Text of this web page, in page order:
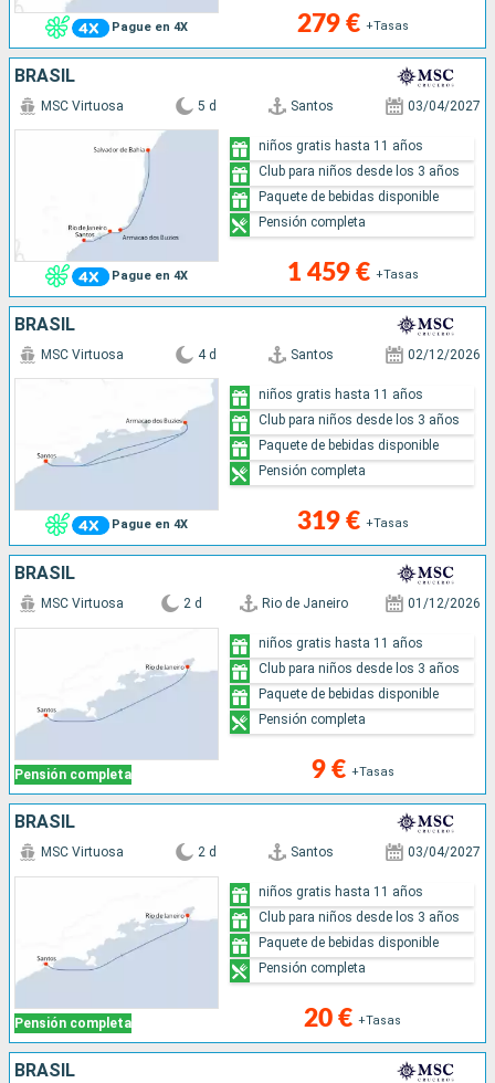
Pague en 4X 279 € +Tasas
BRASIL
Pague en 4X
MSC Virtuosa 5 d Santos 03/04/2027
1 459 € +Tasas
niños gratis hasta 11 años
Club para niños desde los 3 años
Paquete de bebidas disponible
Pensión completa
BRASIL
Pague en 4X
MSC Virtuosa 4 d Santos 02/12/2026
319 € +Tasas
niños gratis hasta 11 años
Club para niños desde los 3 años
Paquete de bebidas disponible
Pensión completa
BRASIL
Pensión completa
MSC Virtuosa 2 d Rio de Janeiro 01/12/2026
9 € +Tasas
niños gratis hasta 11 años
Club para niños desde los 3 años
Paquete de bebidas disponible
Pensión completa
BRASIL
Pensión completa
MSC Virtuosa 2 d Santos 03/04/2027
20 € +Tasas
niños gratis hasta 11 años
Club para niños desde los 3 años
Paquete de bebidas disponible
Pensión completa
BRASIL